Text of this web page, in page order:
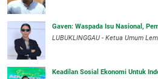
Gaven: Waspada Isu Nasional,
LUBUKLINGGAU - Ketua Umum
Keadilan Sosial Ekonomi Untuk